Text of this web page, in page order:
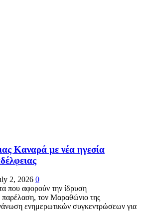
Καναρά με νέα ηγεσία
2, 2026 0
αφορούν την ίδρυση
παρέλαση, τον Μαραθώνιο της
ενημερωτικών συγκεντρώσεων για